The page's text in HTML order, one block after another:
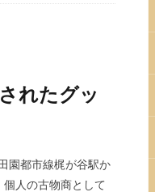
れたグッ
園都市線梶が谷駅か
人の古物商として